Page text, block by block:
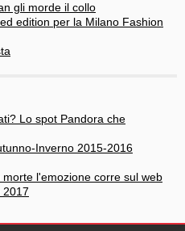
gli morde il collo
edition per la Milano Fashion
Lo spot Pandora che
Inverno 2015-2016
l'emozione corre sul web
2017